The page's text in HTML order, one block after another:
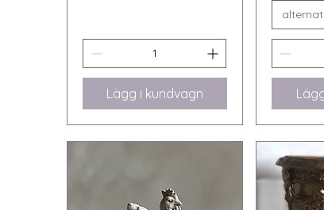
Lägg i kundvagn